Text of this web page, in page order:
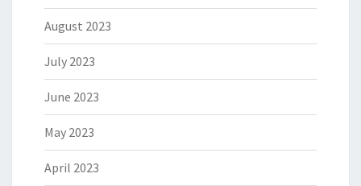
August 2023
July 2023
June 2023
May 2023
April 2023